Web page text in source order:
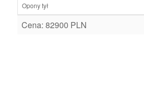
Opony tył
Cena: 82900 PLN